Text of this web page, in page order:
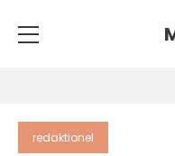
redaktionel